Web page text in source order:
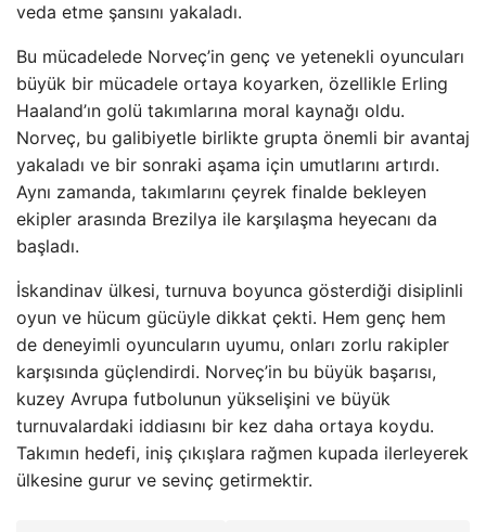
veda etme şansını yakaladı.
Bu mücadelede Norveç’in genç ve yetenekli oyuncuları
büyük bir mücadele ortaya koyarken, özellikle Erling
Haaland’ın golü takımlarına moral kaynağı oldu.
Norveç, bu galibiyetle birlikte grupta önemli bir avantaj
yakaladı ve bir sonraki aşama için umutlarını artırdı.
Aynı zamanda, takımlarını çeyrek finalde bekleyen
ekipler arasında Brezilya ile karşılaşma heyecanı da
başladı.
İskandinav ülkesi, turnuva boyunca gösterdiği disiplinli
oyun ve hücum gücüyle dikkat çekti. Hem genç hem
de deneyimli oyuncuların uyumu, onları zorlu rakipler
karşısında güçlendirdi. Norveç’in bu büyük başarısı,
kuzey Avrupa futbolunun yükselişini ve büyük
turnuvalardaki iddiasını bir kez daha ortaya koydu.
Takımın hedefi, iniş çıkışlara rağmen kupada ilerleyerek
ülkesine gurur ve sevinç getirmektir.